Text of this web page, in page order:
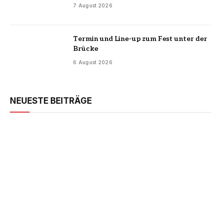
7 August 2026
Termin und Line-up zum Fest unter der
Brücke
6 August 2026
NEUESTE BEITRÄGE